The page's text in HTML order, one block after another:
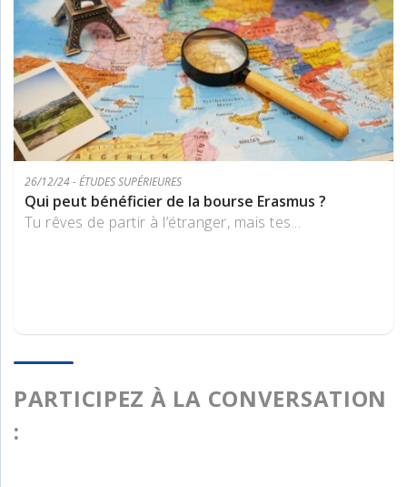
26/12/24 - ÉTUDES SUPÉRIEURES
Qui peut bénéficier de la bourse Erasmus ?
Tu rêves de partir à l’étranger, mais tes...
PARTICIPEZ À LA CONVERSATION
: